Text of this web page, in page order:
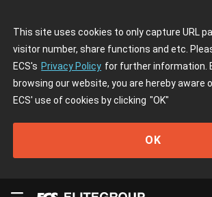
This site uses cookies to only capture URL
visitor number, share functions and etc.
ECS's Privacy Policy for further information.
browsing our website, you are hereby aware
ECS' use of cookies by clicking "OK"
OK